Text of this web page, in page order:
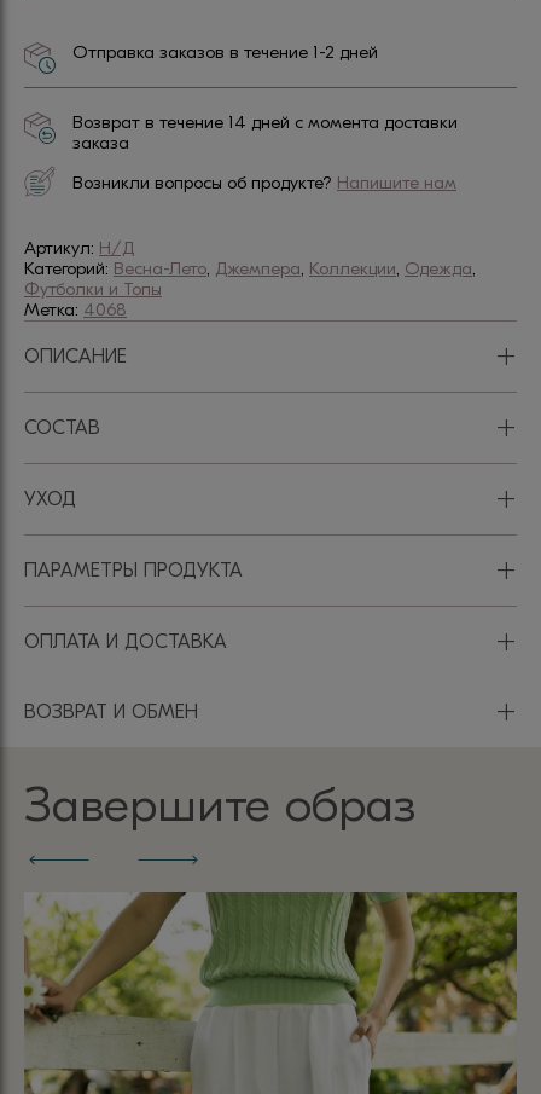
Отправка заказов в течение 1-2 дней
Возврат в течение 14 дней с момента доставки
заказа
Возникли вопросы об продукте? Напишите нам
Артикул: Н/Д
Категорий: Весна-Лето, Джемпера, Коллекции, Одежда,
Футболки и Топы
Метка: 4068
ОПИСАНИЕ +
СОСТАВ +
УХОД +
ПАРАМЕТРЫ ПРОДУКТА +
ОПЛАТА И ДОСТАВКА +
ВОЗВРАТ И ОБМЕН +
Завершите образ